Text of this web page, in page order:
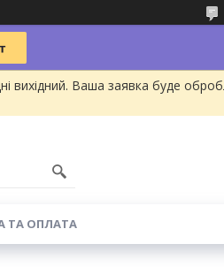
вихідний. Ваша заявка буде
ТА ОПЛАТА